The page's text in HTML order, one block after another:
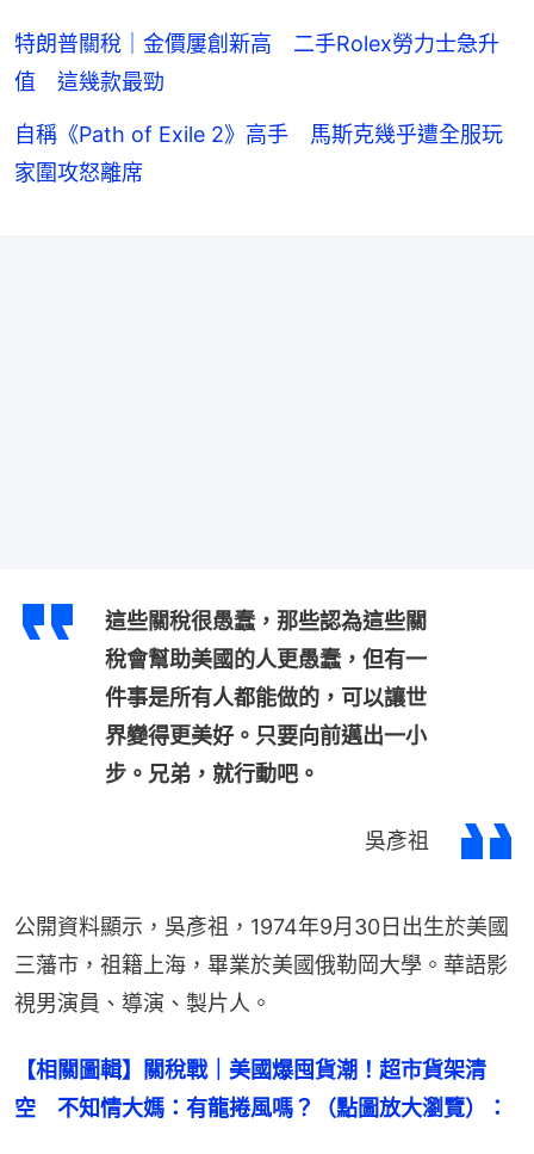
特朗普關稅｜金價屢創新高 二手Rolex勞力士急升
值 這幾款最勁
自稱《Path of Exile 2》高手 馬斯克幾乎遭全服玩
家圍攻怒離席
這些關稅很愚蠢，那些認為這些關
稅會幫助美國的人更愚蠢，但有一
件事是所有人都能做的，可以讓世
界變得更美好。只要向前邁出一小
步。兄弟，就行動吧。
吳彥祖
公開資料顯示，吳彥祖，1974年9月30日出生於美國
三藩市，祖籍上海，畢業於美國俄勒岡大學。華語影
視男演員、導演、製片人。
【相關圖輯】關稅戰｜美國爆囤貨潮！超市貨架清
空　不知情大媽：有龍捲風嗎？（點圖放大瀏覽）：